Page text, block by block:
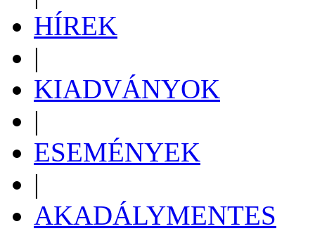
HÍREK
|
KIADVÁNYOK
|
ESEMÉNYEK
|
AKADÁLYMENTES